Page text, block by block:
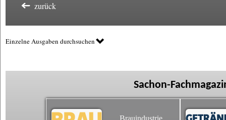
zurück
Einzelne Ausgaben durchsuchen
Sachon-
Brauindustrie